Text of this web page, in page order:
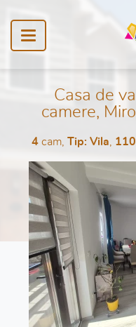
Casa de
camere,
4cam, Tip: Vila